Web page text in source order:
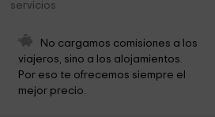
La Reserva Puig de Galatzó
Sa Volta des General
Park des petits
Ayuntamiento de Puigpunyent
servicios
No cargamos comisiones a los
viajeros, sino a los alojamientos.
Por eso te ofrecemos siempre el
mejor precio.